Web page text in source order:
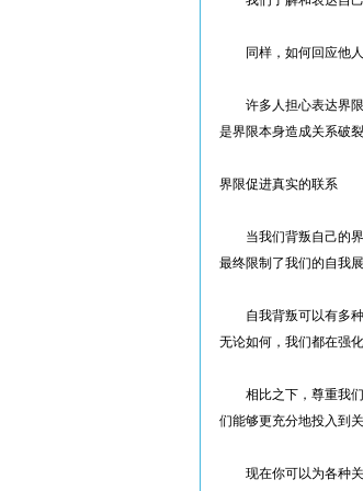
同样，如何回应他人
许多人担心表达界限
是界限本身造成关系破
界限促进真实的联系
当我们背叛自己的界
最终限制了我们的自我
自我背叛可以有多种
无论如何，我们都在强
相比之下，尊重我们
们能够更充分地投入到
现在你可以为各种关